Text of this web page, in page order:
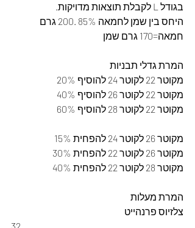
בגודל L לקבלת תוצאות מדויקות.
היחס בין שמן לחמאה 85% .200 גרם
חמאה=170 גרם שמן
המרת גדלי תבניות
מקוטר 22 לקוטר 24 להוסיף 20%
מקוטר 22 לקוטר 26 להוסיף 40%
מקוטר 22 לקוטר 28 להוסיף 60%
מקוטר 26 לקוטר 24 להפחית 15%
מקוטר 26 לקוטר 22 להפחית 30%
מקוטר 28 לקוטר 22 להפחית 40%
המרת מעלות
צלזיוס פרנהייט